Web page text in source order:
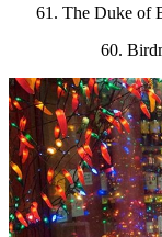
61. The Duke of
60.